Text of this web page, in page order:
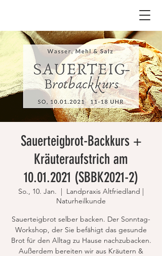
Sauerteigbrot-Backkurs +
Kräuteraufstrich am
10.01.2021 (SBBK2021-2)
So., 10. Jan.
  |
Landpraxis Altfriedland |
Naturheilkunde
Sauerteigbrot selber backen. Der Sonntag-
Workshop, der Sie befähigt das gesunde
Brot für den Alltag zu Hause nachzubacken.
Außerdem bereiten wir aus Kräutern &